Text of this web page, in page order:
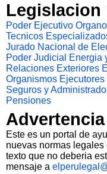
Legislacion
Poder Ejecutivo
Tecnicos
Jurado Nacional de
Poder Judicial
Energia
Relaciones Exteriores
Organismos Ejecutores
Seguros y
Pensiones
Advertencia
Este es un portal de
nuevas normas
texto que no deberia
mensaje a